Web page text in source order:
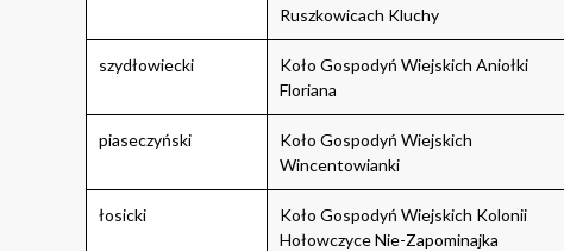
Ruszkowicach Kluchy
szydłowiecki
Koło Gospodyń Wiejskich Aniołki
Floriana
piaseczyński
Koło Gospodyń Wiejskich
Wincentowianki
łosicki
Koło Gospodyń Wiejskich Kolonii
Hołowczyce Nie-Zapominajka